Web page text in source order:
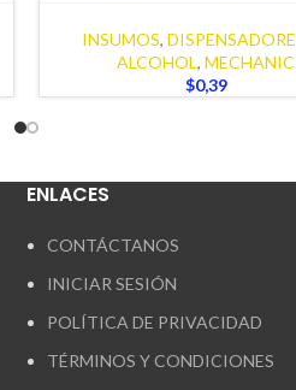
INSUMOS,
ALCOHOL, MECHANIC
$0,39
ENLACES
CONTÁCTANOS
INICIAR SESIÓN
POLÍTICA DE PRIVACIDAD
TÉRMINOS Y CONDICIONES